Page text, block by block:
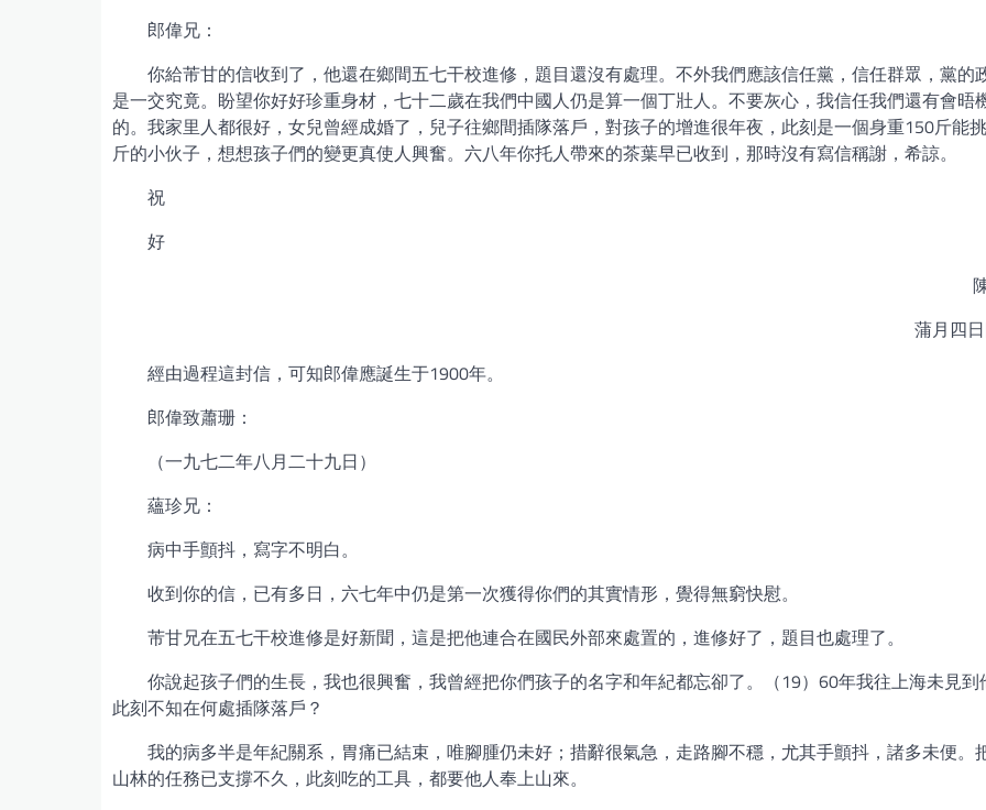
郎偉兄：
你給芾甘的信收到了，他還在鄉間五七干校進修，題目還沒有處理。不外我們應該信任黨，信任群眾，黨的
是一交究竟。盼望你好好珍重身材，七十二歲在我們中國人仍是算一個丁壯人。不要灰心，我信任我們還有會晤
的。我家里人都很好，女兒曾經成婚了，兒子往鄉間插隊落戶，對孩子的增進很年夜，此刻是一個身重150斤能
斤的小伙子，想想孩子們的變更真使人興奮。六八年你托人帶來的茶葉早已收到，那時沒有寫信稱謝，希諒。
祝
好
蒲月四
經由過程這封信，可知郎偉應誕生于1900年。
郎偉致蕭珊：
（一九七二年八月二十九日）
蘊珍兄：
病中手顫抖，寫字不明白。
收到你的信，已有多日，六七年中仍是第一次獲得你們的其實情形，覺得無窮快慰。
芾甘兄在五七干校進修是好新聞，這是把他連合在國民外部來處置的，進修好了，題目也處理了。
你說起孩子們的生長，我也很興奮，我曾經把你們孩子的名字和年紀都忘卻了。（19）60年我往上海未見到
此刻不知在何處插隊落戶？
我的病多半是年紀關系，胃痛已結束，唯腳腫仍未好；措辭很氣急，走路腳不穩，尤其手顫抖，諸多未便。
山林的任務已支撐不久，此刻吃的工具，都要他人奉上山來。